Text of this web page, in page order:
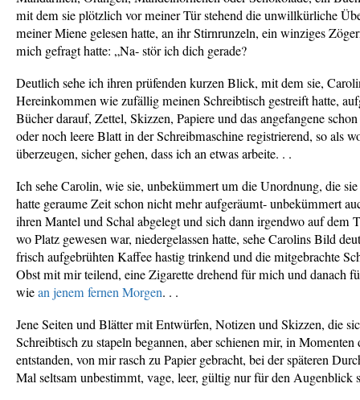
mit dem sie plötzlich vor meiner Tür stehend die unwillkürliche
meiner Miene gelesen hatte, an ihr Stirnrunzeln, ein winziges
mich gefragt hatte: „Na- stör ich dich gerade?
Deutlich sehe ich ihren prüfenden kurzen Blick, mit dem sie,
Hereinkommen wie zufällig meinen Schreibtisch gestreift hatte,
Bücher darauf, Zettel, Skizzen, Papiere und das angefangene
oder noch leere Blatt in der Schreibmaschine registrierend, so als
überzeugen, sicher gehen, dass ich an etwas arbeite. . .
Ich sehe Carolin, wie sie, unbekümmert um die Unordnung, die
hatte geraume Zeit schon nicht mehr aufgeräumt- unbekümmert
ihren Mantel und Schal abgelegt und sich dann irgendwo auf dem
wo Platz gewesen war, niedergelassen hatte, sehe Carolins Bild
frisch aufgebrühten Kaffee hastig trinkend und die mitgebrachte
Obst mit mir teilend, eine Zigarette drehend für mich und danach
wiean jenem fernen Morgen. . .
Jene Seiten und Blätter mit Entwürfen, Notizen und Skizzen, die
Schreibtisch zu stapeln begannen, aber schienen mir, in
entstanden, von mir rasch zu Papier gebracht, bei der späteren
Mal seltsam unbestimmt, vage, leer, gültig nur für den Augenblick